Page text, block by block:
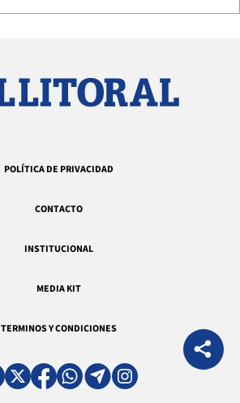
POLÍTICA DE PRIVACIDAD
CONTACTO
INSTITUCIONAL
MEDIA KIT
TERMINOS Y CONDICIONES